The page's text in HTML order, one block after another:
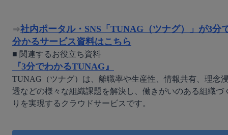
⇒社内ポータル・SNS「TUNAG（ツナグ）」が3分
分かるサービス資料はこちら
『3分でわかるTUNAG』
TUNAG（ツナグ）は、離職率や生産性、情報共有、理念
透などの様々な組織課題を解決し、働きがいのある組織づ
りを実現するクラウドサービスです。